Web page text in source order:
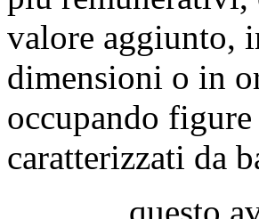
valore aggiunto,
dimensioni o in
occupando
caratterizzati da
questo